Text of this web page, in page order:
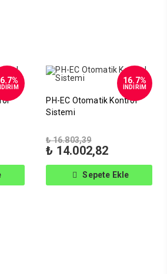
PH-EC Otomatik Kontrol
Sistemi
₺16.803,39Orijinal
fiyat:
₺ 16.803,39.
₺ 14.002,82Şu
fiyat:
₺ 14.002,82.
16.7%
İNDİRİM
Sepete Ekle